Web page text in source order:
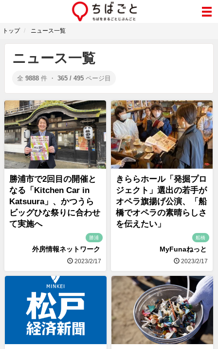
トップ ニュース一覧
ニュース一覧
全 9888 件 ・ 365 / 495 ページ目
勝浦市で2回目の開催と
なる「Kitchen Car in
Katsuura」、かつうら
ビッグひな祭りに合わせ
て実施へ
勝浦
外房情報ネットワーク
2023/2/17
きららホール「発掘プロ
ジェクト」選出の若手が
オペラ旗揚げ公演、「船
橋でオペラの素晴らしさ
を伝えたい」
船橋
MyFunaねっと
2023/2/17